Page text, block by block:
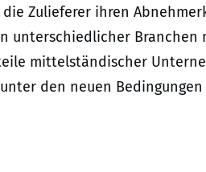
Zulieferer ihren
unterschiedlicher Branchen
mittelständischer
den neuen Bedingungen